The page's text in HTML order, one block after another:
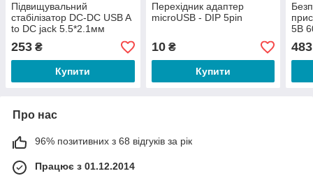
Підвищувальний
стабілізатор DC-DC USB A
to DC jack 5.5*2.1мм
12В,1А
253 ₴
Купити
Перехідник адаптер
microUSB - DIP 5pin
10₴
Купити
5В
483
Про нас
96% позитивних з 68 відгуків за рік
Працює з 01.12.2014